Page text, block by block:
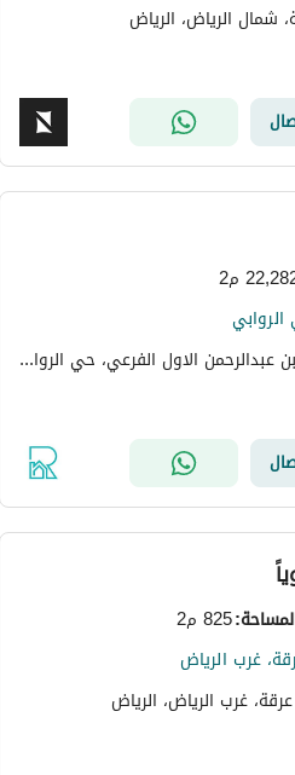
شمال الرياض، الرياض
م2
شارع طريق الامير سعد بن عبدالرحمن الاول الفرعي، حي الروابي، شرق الرياض، الرياض
:825 م2
غرب الرياض
غرب الرياض، الرياض